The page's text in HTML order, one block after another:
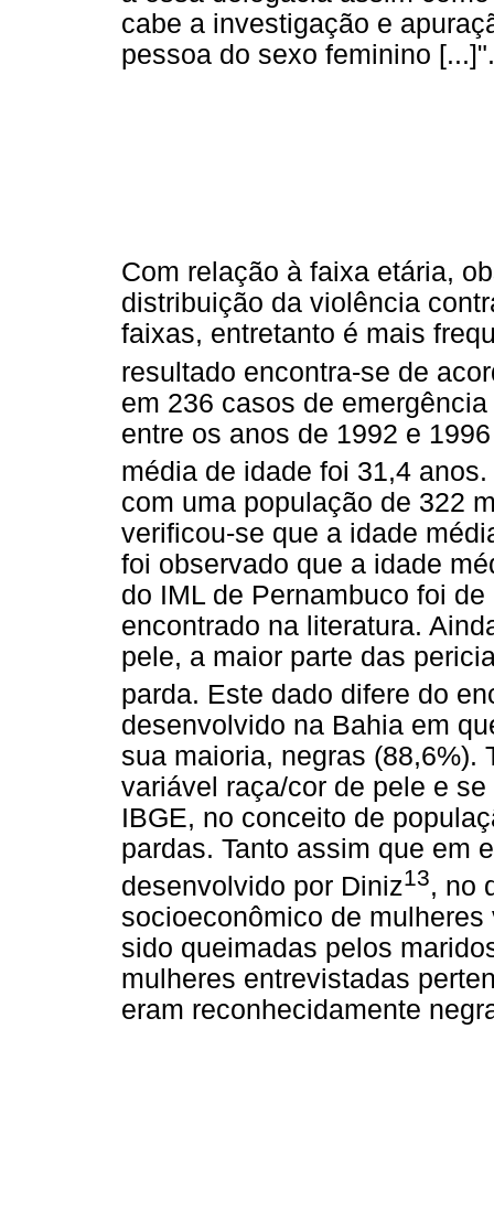
cabe a investigação e
pessoa do sexo feminino [...]".
Com relação à faixa etária,
distribuição da violência
faixas, entretanto é mais
resultado encontra-se de
em 236 casos de
entre os anos de 1992 e
média de idade foi 31,4
com uma população de 322
verificou-se que a idade
foi observado que a idade
do IML de Pernambuco foi
encontrado na literatura.
pele, a maior parte das
parda. Este dado difere do
desenvolvido na Bahia em
sua maioria, negras (88,6%).
variável raça/cor de pele e
IBGE, no conceito de
pardas. Tanto assim que em
desenvolvido por Diniz13, no
socioeconômico de
sido queimadas pelos
mulheres entrevistadas
eram reconhecidamente